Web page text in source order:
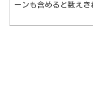
ーンも含めると数え